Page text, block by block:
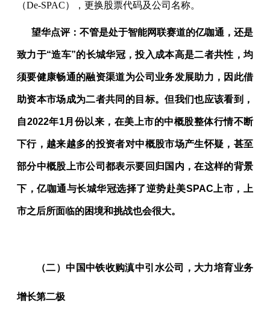
（De-SPAC），更换股票代码及公司名称。
望华点评：不管是处于智能网联赛道的亿咖通，还是
致力于“造车”的长城华冠，投入成本高是二者共性，均
须要健康畅通的融资渠道为公司业务发展助力，因此借
助资本市场成为二者共同的目标。但我们也应该看到，
自2022年1月份以来，在美上市的中概股整体行情不断
下行，越来越多的投资者对中概股市场产生怀疑，甚至
部分中概股上市公司都表示要回归国内，在这样的背景
下，亿咖通与长城华冠选择了逆势赴美SPAC 上市，上
市之后所面临的困境和挑战也会很大。
（二）中国中铁收购滇中引水公司，大力培育业务
增长第二极